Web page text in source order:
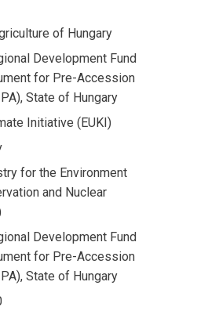
of Hungary
Development Fund
for Pre-Accession
State of Hungary
Initiative (EUKI)
for the Environment
and Nuclear
Development Fund
for Pre-Accession
State of Hungary